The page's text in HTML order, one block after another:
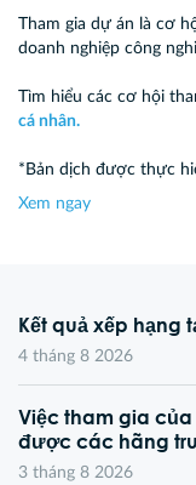
Tham gia dự án là cơ
doanh nghiệp công
Tìm hiểu các cơ hội
cá nhân.
*Bản dịch được thực
Xem ngay
Kết quả xếp hạng
4 tháng 8 2026
Việc tham gia của
được các hãng
3 tháng 8 2026